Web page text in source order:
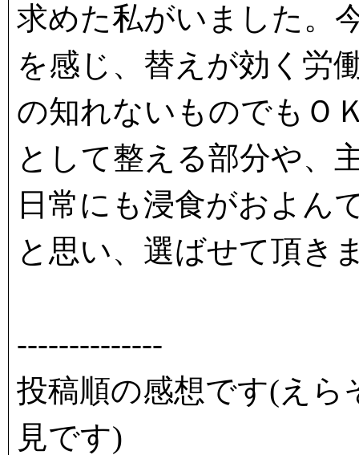
求めた私がいました。
を感じ、替えが効く労
の知れないものでもＯ
として整える部分や、
日常にも浸食がおよん
と思い、選ばせて頂き
--------------
投稿順の感想です(えら
見です)